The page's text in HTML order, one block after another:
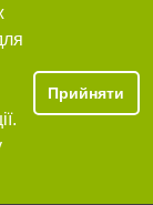
Прийняти